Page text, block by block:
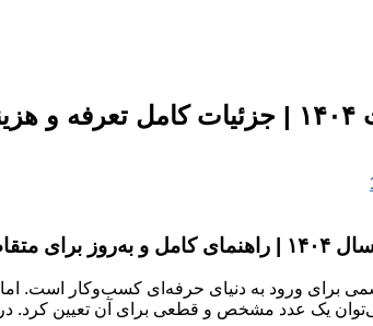
ثبت شرکت
برای ورود به دنیای حرفه‌ای کسب‌وکار است. اما